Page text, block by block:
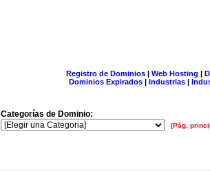
Registro de Dominios| Web Hosting |
Dominios Expirados | Industrias |
Categorías de Dominio:
[Pág.